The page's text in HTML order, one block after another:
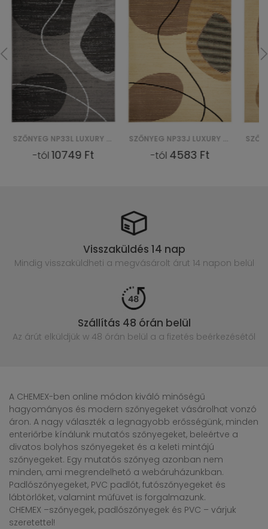
SZŐNYEG NP33L LUXURY EYM - SZARY
-tól10749 Ft
SZŐNYEG NP33J LUXURY BGX - KREMOWY
-tól 4583 Ft
Visszaküldés 14 nap
Mindig visszaküldheti a megvásárolt árut 14 napon belül
Szállítás 48 órán belül
Az árút elküldjük w 48 órán belül a a fizetés beérkezésétől
A CHEMEX-ben online módon kiváló minőségű
hagyományos és modern szőnyegeket vásárolhat vonzó
áron. A nagy választék a legnagyobb erősségünk, minden
enteriőrbe kínálunk mutatós szőnyegeket, beleértve a
divatos bolyhos szőnyegeket és a keleti mintájú
szőnyegeket. Egy mutatós szőnyeg azonban nem
minden, ami megrendelhető a webáruházunkban.
Padlószőnyegeket, PVC padlót, futószőnyegeket és
lábtörlőket, valamint műfüvet is forgalmazunk.
CHEMEX –szőnyegek, padlószőnyegek és PVC – várjuk
szeretettel!